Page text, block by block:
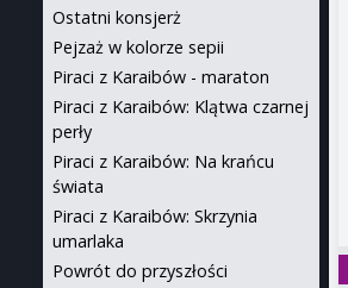
Ostatni konsjerż
Pejzaż w kolorze sepii
Piraci z Karaibów - maraton
Piraci z Karaibów: Klątwa czarnej
perły
Piraci z Karaibów: Na krańcu
świata
Piraci z Karaibów: Skrzynia
umarlaka
Powrót do przyszłości